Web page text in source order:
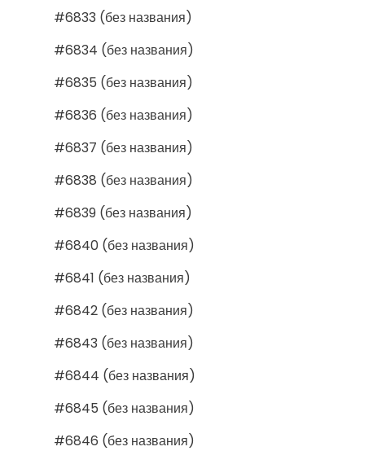
#6833 (без названия)
#6834 (без названия)
#6835 (без названия)
#6836 (без названия)
#6837 (без названия)
#6838 (без названия)
#6839 (без названия)
#6840 (без названия)
#6841 (без названия)
#6842 (без названия)
#6843 (без названия)
#6844 (без названия)
#6845 (без названия)
#6846 (без названия)